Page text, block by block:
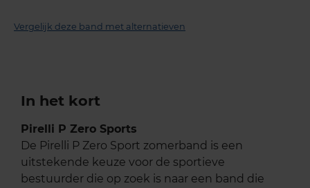
Vergelijk deze band met alternatieven
In het kort
Pirelli P Zero Sports
De Pirelli P Zero Sport zomerband is een
uitstekende keuze voor de sportieve
bestuurder die op zoek is naar een band die